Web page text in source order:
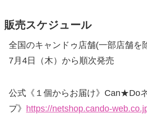
販売スケジュール
全国のキャンドゥ店舗(一部店舗を
7月4日（木）から順次発売
公式《１個からお届け》Can★Do
プ》 https://netshop.cando-